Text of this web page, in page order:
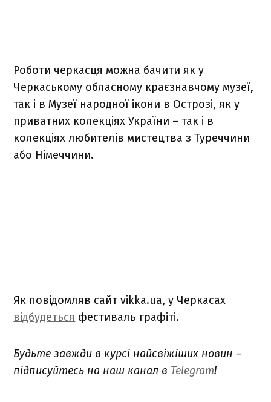
Роботи черкасця можна бачити як у
Черкаському обласному краєзнавчому музеї,
так і в Музеї народної ікони в Острозі, як у
приватних колекціях України – так і в
колекціях любителів мистецтва з Туреччини
або Німеччини.
Як повідомляв сайт vikka.ua, у Черкасах
відбудеться фестиваль графіті.
Будьте завжди в курсі найсвіжіших новин –
підписуйтесь на наш канал в Telegram!